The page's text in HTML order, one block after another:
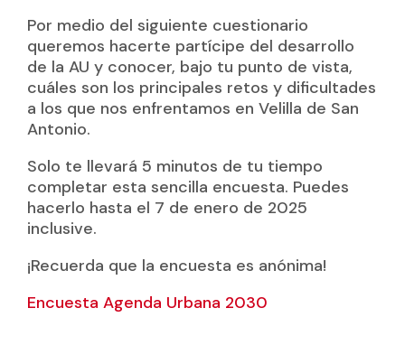
Por medio del siguiente cuestionario
queremos hacerte partícipe del desarrollo
de la AU y conocer, bajo tu punto de vista,
cuáles son los principales retos y dificultades
a los que nos enfrentamos en Velilla de San
Antonio.
Solo te llevará 5 minutos de tu tiempo
completar esta sencilla encuesta. Puedes
hacerlo hasta el 7 de enero de 2025
inclusive.
¡Recuerda que la encuesta es anónima!
Encuesta Agenda Urbana 2030